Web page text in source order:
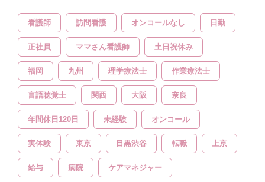
看護師 訪問看護 オンコールなし 日勤
正社員 ママさん看護師 土日祝休み
福岡 九州 理学療法士 作業療法士
言語聴覚士 関西 大阪 奈良
年間休日120日 未経験 オンコール
実体験 東京 目黒渋谷 転職 上京
給与 病院 ケアマネジャー